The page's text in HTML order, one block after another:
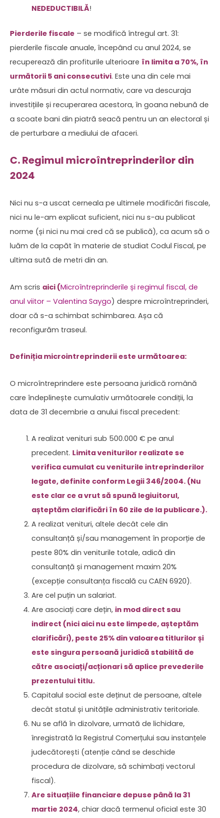
NEDEDUCTIBILĂ!
Pierderile fiscale – se modifică întregul art. 31:
pierderile fiscale anuale, începând cu anul 2024, se
recuperează din profiturile ulterioare în limita a 70%, în
următorii 5 ani consecutivi. Este una din cele mai
urâte măsuri din actul normativ, care va descuraja
investițiile și recuperarea acestora, în goana nebună de
a scoate bani din piatră seacă pentru un an electoral și
de perturbare a mediului de afaceri.
C. Regimul microîntreprinderilor din
2024
Nici nu s-a uscat cerneala pe ultimele modificări fiscale,
nici nu le-am explicat suficient, nici nu s-au publicat
norme (și nici nu mai cred că se publică), ca acum să o
luăm de la capăt în materie de studiat Codul Fiscal, pe
ultima sută de metri din an.
Am scris aici (Microîntreprinderile și regimul fiscal, de
anul viitor – Valentina Saygo) despre microîntreprinderi,
doar că s-a schimbat schimbarea. Așa că
reconfigurăm traseul.
Definiția microintreprinderii este următoarea:
O microîntreprindere este persoana juridică română
care îndeplinește cumulativ următoarele condiții, la
data de 31 decembrie a anului fiscal precedent:
A realizat venituri sub 500.000 € pe anul
precedent. Limita veniturilor realizate se
verifica cumulat cu veniturile intreprinderilor
legate, definite conform Legii 346/2004. (Nu
este clar ce a vrut să spună legiuitorul,
așteptăm clarificări în 60 zile de la publicare.).
A realizat venituri, altele decât cele din
consultanță și/sau management în proporție de
peste 80% din veniturile totale, adică din
consultanță și management maxim 20%
(excepție consultanța fiscală cu CAEN 6920).
Are cel puțin un salariat.
Are asociați care dețin, in mod direct sau
indirect (nici aici nu este limpede, așteptăm
clarificări), peste 25% din valoarea titlurilor și
este singura persoană juridică stabilită de
către asociați/acționari să aplice prevederile
prezentului titlu.
Capitalul social este deținut de persoane, altele
decât statul și unitățile administrativ teritoriale.
Nu se află în dizolvare, urmată de lichidare,
înregistrată la Registrul Comerțului sau instanțele
judecătorești (atenție când se deschide
procedura de dizolvare, să schimbați vectorul
fiscal).
Are situațiile financiare depuse până la 31
martie 2024, chiar dacă termenul oficial este 30